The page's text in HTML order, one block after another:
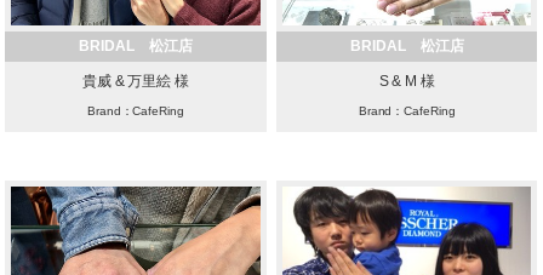
BRIDAL 松江店
貴威 & 万里絵 様
Brand：CafeRing
BRIDAL 松江店
S & M 様
Brand：CafeRing